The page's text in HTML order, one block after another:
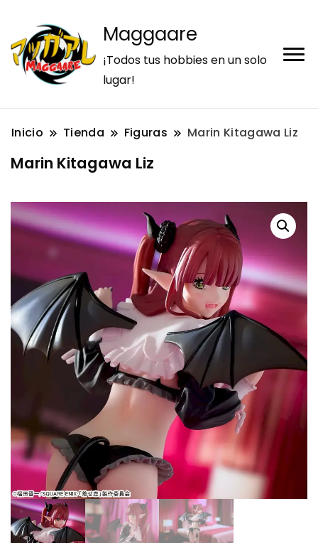
Maggaare
¡Todos tus hobbies en un solo
lugar!
Inicio Tienda Figuras Marin Kitagawa Liz
Marin Kitagawa Liz